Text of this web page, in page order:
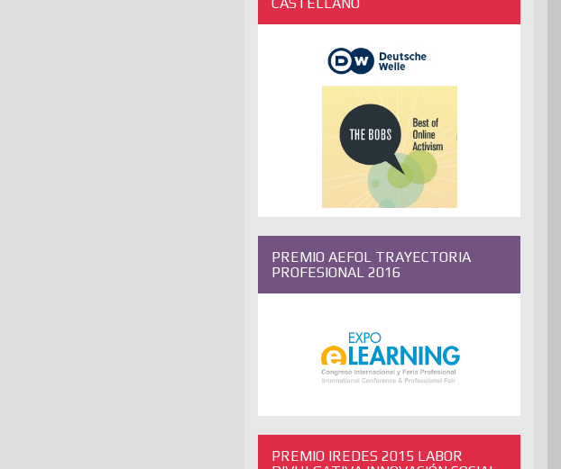
PREMIO AEFOL TRAYECTORIA
PROFESIONAL 2016
PREMIO IREDES 2015 LABOR